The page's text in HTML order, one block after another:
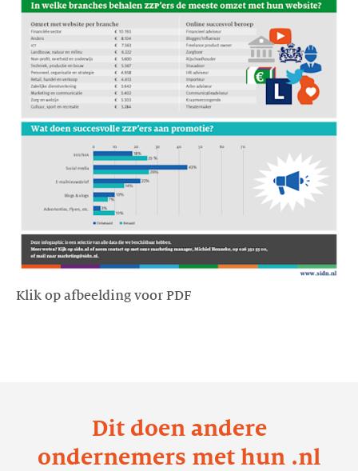
Klik op afbeelding voor PDF
Dit doen andere
ondernemers met hun .nl